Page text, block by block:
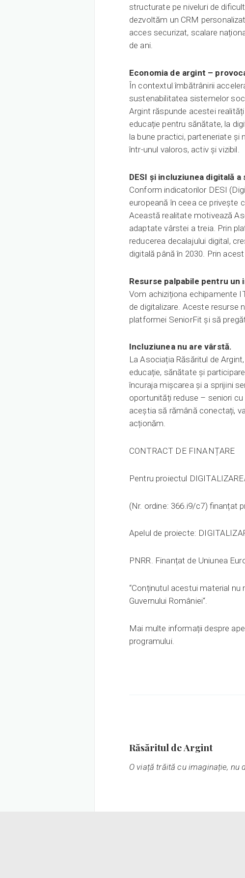
structurate pe niveluri de
dezvoltăm un CRM
acces securizat, scalare
de ani.
Economia de argint –
În contextul îmbătrânirii
sustenabilitatea sistemelor
Argint răspunde acestei
educație pentru sănătate, la
la bune practici, parteneriate
într-unul valoros, activ și vizibil.
DESI și incluziunea digitală a
Conform indicatorilor DESI
europeană în ceea ce privește
Această realitate motivează
adaptate vârstei a treia. Prin
reducerea decalajului digital,
digitală până în 2030. Prin
Resurse palpabile pentru un
Vom achiziționa echipamente
de digitalizare. Aceste resurse
platformei SeniorFit și să
Incluziunea nu are vârstă.
La Asociația Răsăritul de
educație, sănătate și
încuraja mișcarea și a sprijini
oportunități reduse – seniori
aceștia să rămână conectați,
acționăm.
CONTRACT DE FINANȚARE
Pentru proiectul
(Nr. ordine: 366.i9/c7) finanțat
Apelul de proiecte:
PNRR. Finanțat de Uniunea
“Conținutul acestui material nu
Guvernului României“.
Mai multe informații despre
programului.
Răsăritul de Argint
O viață trăită cu imaginație, nu